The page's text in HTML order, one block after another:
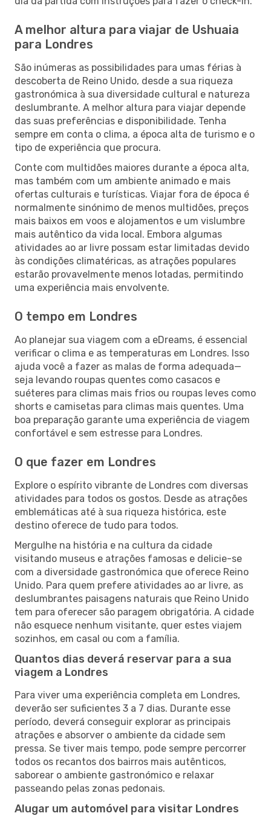
A melhor altura para viajar de Ushuaia
para Londres
São inúmeras as possibilidades para umas férias à
descoberta de Reino Unido, desde a sua riqueza
gastronómica à sua diversidade cultural e natureza
deslumbrante. A melhor altura para viajar depende
das suas preferências e disponibilidade. Tenha
sempre em conta o clima, a época alta de turismo e o
tipo de experiência que procura.
Conte com multidões maiores durante a época alta,
mas também com um ambiente animado e mais
ofertas culturais e turísticas. Viajar fora de época é
normalmente sinónimo de menos multidões, preços
mais baixos em voos e alojamentos e um vislumbre
mais autêntico da vida local. Embora algumas
atividades ao ar livre possam estar limitadas devido
às condições climatéricas, as atrações populares
estarão provavelmente menos lotadas, permitindo
uma experiência mais envolvente.
O tempo em Londres
Ao planejar sua viagem com a eDreams, é essencial
verificar o clima e as temperaturas em Londres. Isso
ajuda você a fazer as malas de forma adequada—
seja levando roupas quentes como casacos e
suéteres para climas mais frios ou roupas leves como
shorts e camisetas para climas mais quentes. Uma
boa preparação garante uma experiência de viagem
confortável e sem estresse para Londres.
O que fazer em Londres
Explore o espírito vibrante de Londres com diversas
atividades para todos os gostos. Desde as atrações
emblemáticas até à sua riqueza histórica, este
destino oferece de tudo para todos.
Mergulhe na história e na cultura da cidade
visitando museus e atrações famosas e delicie-se
com a diversidade gastronómica que oferece Reino
Unido. Para quem prefere atividades ao ar livre, as
deslumbrantes paisagens naturais que Reino Unido
tem para oferecer são paragem obrigatória. A cidade
não esquece nenhum visitante, quer estes viajem
sozinhos, em casal ou com a família.
Quantos dias deverá reservar para a sua
viagem a Londres
Para viver uma experiência completa em Londres,
deverão ser suficientes 3 a 7 dias. Durante esse
período, deverá conseguir explorar as principais
atrações e absorver o ambiente da cidade sem
pressa. Se tiver mais tempo, pode sempre percorrer
todos os recantos dos bairros mais autênticos,
saborear o ambiente gastronómico e relaxar
passeando pelas zonas pedonais.
Alugar um automóvel para visitar Londres